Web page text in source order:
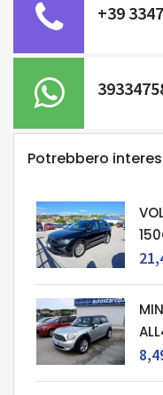
+39
Potrebbero